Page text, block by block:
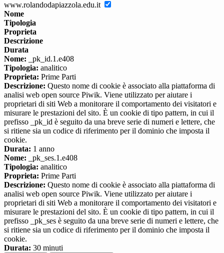
www.rolandodapiazzola.edu.it
Nome
Tipologia
Proprieta
Descrizione
Durata
Nome: _pk_id.1.e408
Tipologia: analitico
Proprieta: Prime Parti
Descrizione: Questo nome di cookie è associato alla piattaforma di
analisi web open source Piwik. Viene utilizzato per aiutare i
proprietari di siti Web a monitorare il comportamento dei visitatori e
misurare le prestazioni del sito. È un cookie di tipo pattern, in cui il
prefisso _pk_id è seguito da una breve serie di numeri e lettere, che
si ritiene sia un codice di riferimento per il dominio che imposta il
cookie.
Durata: 1 anno
Nome: _pk_ses.1.e408
Tipologia: analitico
Proprieta: Prime Parti
Descrizione: Questo nome di cookie è associato alla piattaforma di
analisi web open source Piwik. Viene utilizzato per aiutare i
proprietari di siti Web a monitorare il comportamento dei visitatori e
misurare le prestazioni del sito. È un cookie di tipo pattern, in cui il
prefisso _pk_ses è seguito da una breve serie di numeri e lettere, che
si ritiene sia un codice di riferimento per il dominio che imposta il
cookie.
Durata: 30 minuti